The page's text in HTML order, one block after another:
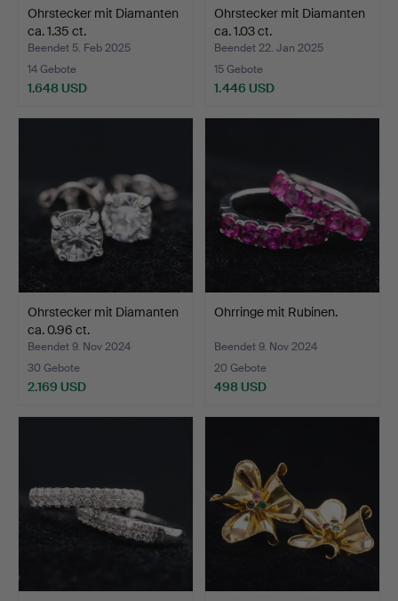
Ohrstecker mit Diamanten
ca. 1.35 ct.
Beendet 5. Feb 2025
14 Gebote
1.648 USD
Ohrstecker mit Diamanten
ca. 1.03 ct.
Beendet 22. Jan 2025
15 Gebote
1.446 USD
Ohrstecker mit Diamanten
ca. 0.96 ct.
Beendet 9. Nov 2024
30 Gebote
2.169 USD
Ohrringe mit Rubinen.
Beendet 9. Nov 2024
20 Gebote
498 USD